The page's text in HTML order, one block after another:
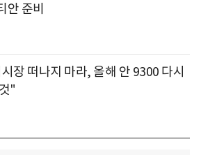
안 준비
장 떠나지 마라, 올해 안 9300 다시
"